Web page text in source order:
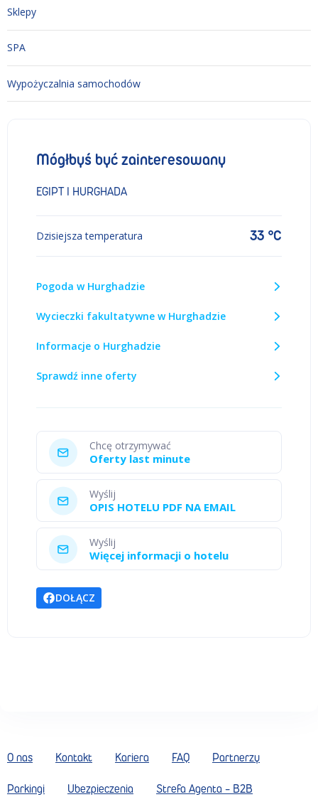
Sklepy
SPA
Wypożyczalnia samochodów
Mógłbyś być zainteresowany
EGIPT I HURGHADA
Dzisiejsza temperatura 33 °C
Pogoda w Hurghadzie
Wycieczki fakultatywne w Hurghadzie
Informacje o Hurghadzie
Sprawdź inne oferty
Chcę otrzymywać
Oferty last minute
Wyślij
OPIS HOTELU PDF NA EMAIL
Wyślij
Więcej informacji o hotelu
DOŁĄCZ
O nas Kontakt Kariera FAQ Partnerzy
Parkingi Ubezpieczenia Strefa Agenta - B2B